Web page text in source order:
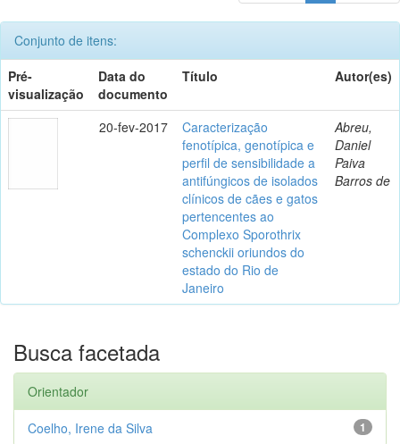
Conjunto de itens:
Pré-
visualização
Data do
documento
Título Autor(es)
20-fev-2017
Caracterização
fenotípica, genotípica e
perfil de sensibilidade a
antifúngicos de isolados
clínicos de cães e gatos
pertencentes ao
Complexo Sporothrix
schenckii oriundos do
estado do Rio de
Janeiro
Abreu,
Daniel
Paiva
Barros de
Busca facetada
Orientador
1
Coelho, Irene da Silva